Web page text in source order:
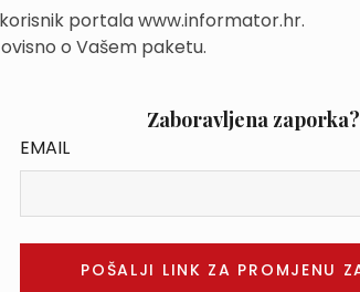
portala www.informator.hr.
o Vašem paketu.
Zaboravljena zaporka?
EMAIL